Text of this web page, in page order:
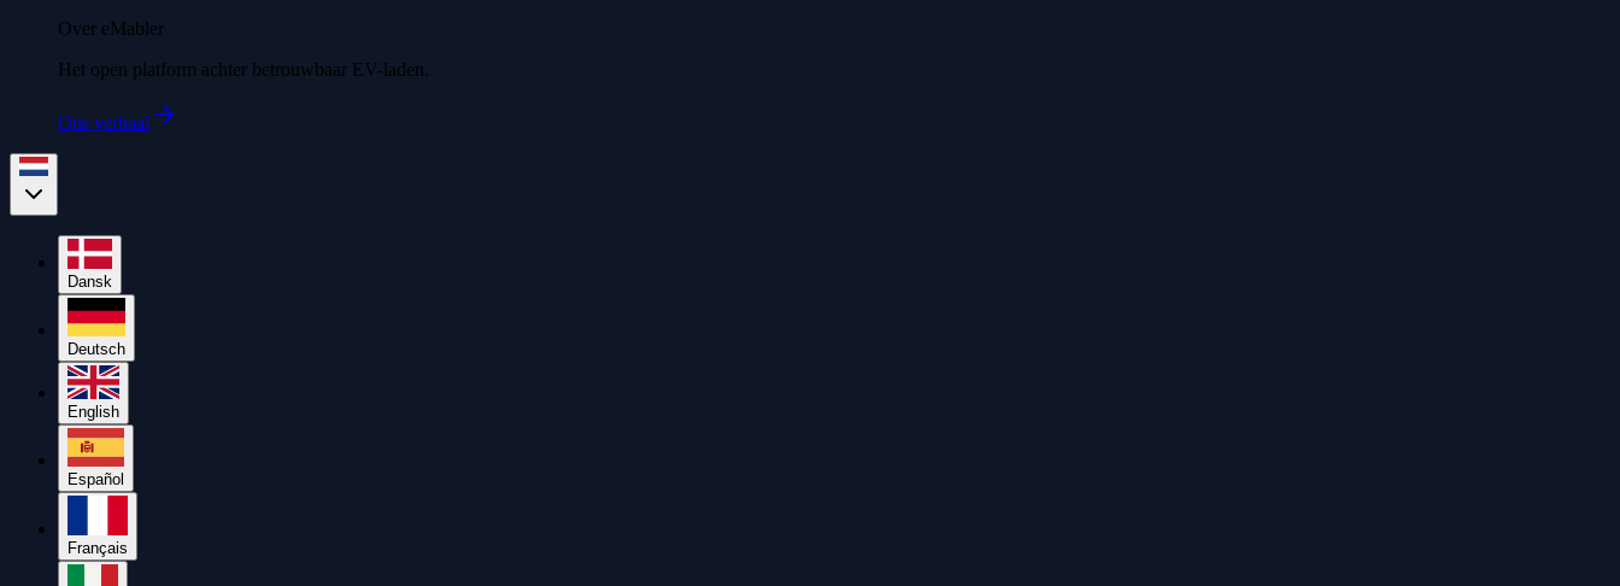
Over eMabler
Het open platform achter betrouwbaar EV-laden.
Ons verhaal
Dansk
Deutsch
English
Español
Français